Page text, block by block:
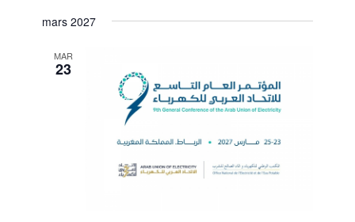
mars 2027
MAR
23